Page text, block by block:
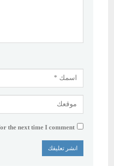
the next time I comment.